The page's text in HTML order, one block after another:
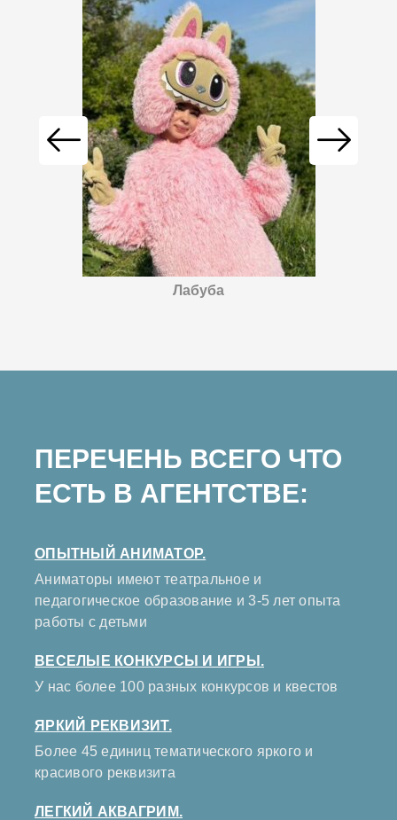
Лабуба
ПЕРЕЧЕНЬ ВСЕГО ЧТО
ЕСТЬ В АГЕНТСТВЕ:
ОПЫТНЫЙ АНИМАТОР.
Аниматоры имеют театральное и
педагогическое образование и 3-5 лет опыта
работы с детьми
ВЕСЕЛЫЕ КОНКУРСЫ И ИГРЫ.
У нас более 100 разных конкурсов и квестов
ЯРКИЙ РЕКВИЗИТ.
Более 45 единиц тематического яркого и
красивого реквизита
ЛЕГКИЙ АКВАГРИМ.